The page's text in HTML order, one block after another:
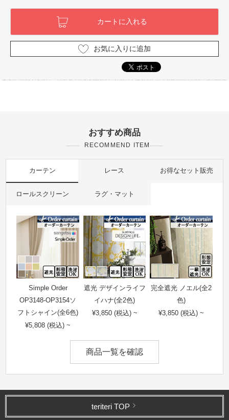
お気に入りに追加
おすすめ商品
RECOMMEND ITEM
カーテン レース お得なセット販売
ロールスクリーン ラグ・マット
Simple Order
OP3148-OP3154ソ
フトシャイン(全6色)
¥5,808 (税込) ~
遮光 デザインライフ
イハナ(全2色)
¥3,850 (税込) ~
完全遮光 ノエル(全2
色)
¥3,850 (税込) ~
商品一覧を確認
teriteri TOP